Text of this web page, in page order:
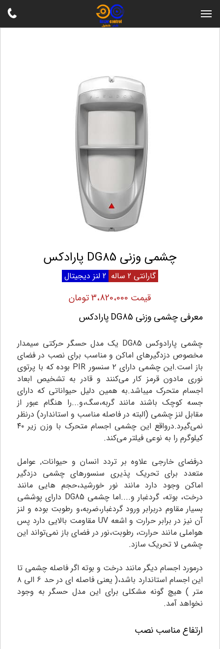
چشمی وزنی DG85 پارادکس
گارانتی 2 ساله
قیمت 3،820،000 تومان
معرفی چشمی وزنی DG85 پارادکس
چشمی پارادوکس DG85 یک مدل حسگر حرکتی سیمدار
مخصوص دزدگیرهای اماکن و مناسب برای نصب در فضای
باز است.این چشمی دارای ۲ سنسور PIR بوده که با پرتوی
نوری مادون قرمز کار می‌کنند و قادر به تشخیص ابعاد
اجسام متحرک میباشد.به همین دلیل حیواناتی که دارای
جسه کوچک باشند مانند گربه،سگ،و...را هنگام عبور از
مقابل لنز چشمی (البته در فاصله مناسب و استاندارد) درنظر
نمی‌گیرد.درواقع این چشمی اجسام متحرک با وزن زیر ۴۰
کیلوگرم را به نوعی فیلتر می‌کند.
درفضای خارجی علاوه بر تردد انسان و حیوانات, عوامل
متعدد برای تحریک پذیری سنسورهای چشمی دزدگیر
اماکن وجود دارد مانند نور خورشید،حجم هایی مانند
درخت، بوته، گردغبار و....اما چشمی DG85 دارای پوششی
بسیار مقاوم دربرابر ورود گردغبار،ضربه،و رطوبت بوده و لنز
آن نیز در برابر حرارت و اشعه UV مقاومت بالایی دارد پس
هواملی مانند حرارت، رطوبت،نور در فضای باز نمی‌تواند این
چشمی لا تحریک سازد.
درمورد اجسام دیگر مانند درخت و بوته اگر فاصله چشمی تا
این اجسام استاندارد باشد،( یعنی فاصله ای در حد ۶ الی ۸
متر ) هیچ گونه مشکلی برای این مدل حسگر به وجود
نخواهد آمد.
ارتفاع مناسب نصب